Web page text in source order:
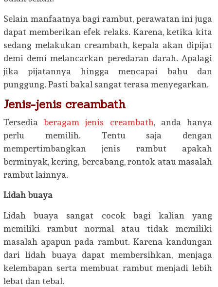
Selain manfaatnya bagi rambut, perawatan ini juga
dapat memberikan efek relaks. Karena, ketika kita
sedang melakukan creambath, kepala akan dipijat
demi demi melancarkan peredaran darah. Apalagi
jika pijatannya hingga mencapai bahu dan
punggung. Pasti bakal sangat terasa menyegarkan.
Jenis-jenis creambath
Tersediaberagam jenis creambath, anda hanya
perlu memilih. Tentu saja dengan
mempertimbangkan jenis rambut apakah
berminyak, kering, bercabang, rontok atau masalah
rambut lainnya.
Lidah buaya
Lidah buaya sangat cocok bagi kalian yang
memiliki rambut normal atau tidak memiliki
masalah apapun pada rambut. Karena kandungan
dari lidah buaya dapat membersihkan, menjaga
kelembapan serta membuat rambut menjadi lebih
lebat dan tebal.